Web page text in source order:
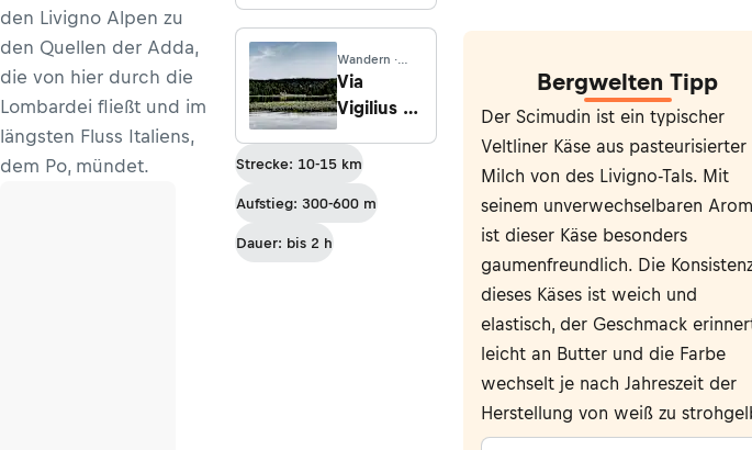
den Livigno Alpen zu
den Quellen der Adda,
die von hier durch die
Lombardei fließt und im
längsten Fluss Italiens,
dem Po, mündet.
Wandern ·
Trentino
Via
Vigilius -
Etappe:
Von
Unsere
Strecke: 10-15 km
Aufstieg: 300-600 m
Dauer: bis 2 h
Bergwelten Tipp
Der Scimudin ist ein typischer
Veltliner Käse aus pasteurisierter
Milch von des Livigno-Tals. Mit
seinem unverwechselbaren
ist dieser Käse besonders
gaumenfreundlich. Die
dieses Käses ist weich und
elastisch, der Geschmack
leicht an Butter und die Farbe
wechselt je nach Jahreszeit der
Herstellung von weiß zu